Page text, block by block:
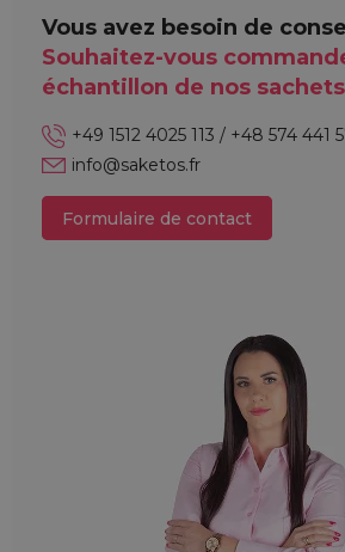
Vous avez besoin de
Souhaitez-vous
échantillon de nos
+49 1512 4025 113 / +48 574 441
info@saketos.fr
Formulaire de contact